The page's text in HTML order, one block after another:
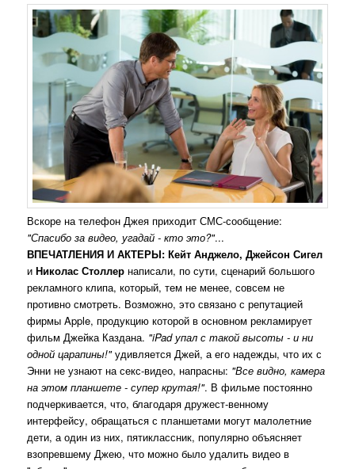
Вскоре на телефон Джея приходит СМС-сообщение:
"Спасибо за видео, угадай - кто это?"...
ВПЕЧАТЛЕНИЯ И АКТЕРЫ: Кейт Анджело, Джейсон Сигел
иНиколас Столлер написали, по сути, сценарий большого
рекламного клипа, который, тем не менее, совсем не
противно смотреть. Возможно, это связано с репутацией
фирмы Apple, продукцию которой в основном рекламирует
фильм Джейка Каздана. "iPad упал с такой высоты - и ни
одной царапины!"удивляется Джей, а его надежды, что их с
Энни не узнают на секс-видео, напрасны: "Все видно, камера
на этом планшете - супер крутая!". В фильме постоянно
подчеркивается, что, благодаря дружест-венному
интерфейсу, обращаться с планшетами могут малолетние
дети, а один из них, пятиклассник, популярно объясняет
взопревшему Джею, что можно было удалить видео в